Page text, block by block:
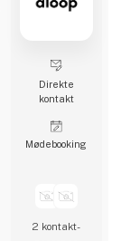
Direkte
kontakt
Møde­booking
2 kontakt­